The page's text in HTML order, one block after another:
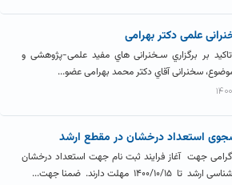
علمی دکتر بهرامی
بر برگزاري سـخنرانی هاي مفید علمی-پژوهشی و
سخنرانی آقاي دکتر محمد بهرامی عضو...
استعداد درخشان در مقطع ارشد
جهت آغاز فرایند ثبت نام جهت استعداد درخشان
۱۰/۱۵ مهلت دارند. ضمنا جهت...